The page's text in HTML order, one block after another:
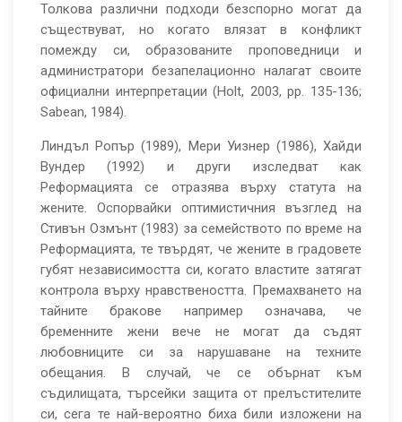
Толкова различни подходи безспорно могат да
съществуват, но когато влязат в конфликт
помежду си, образованите проповедници и
администратори безапелационно налагат своите
официални интерпретации (Holt, 2003, pp. 135-136;
Sabean, 1984).
Линдъл Ропър (1989), Мери Уизнер (1986), Хайди
Вундер (1992) и други изследват как
Реформацията се отразява върху статута на
жените. Оспорвайки оптимистичния възглед на
Стивън Озмънт (1983) за семейството по време на
Реформацията, те твърдят, че жените в градовете
губят независимостта си, когато властите затягат
контрола върху нравствеността. Премахването на
тайните бракове например означава, че
бременните жени вече не могат да съдят
любовниците си за нарушаване на техните
обещания. В случай, че се обърнат към
съдилищата, търсейки защита от прелъстителите
си, сега те най-вероятно биха били изложени на